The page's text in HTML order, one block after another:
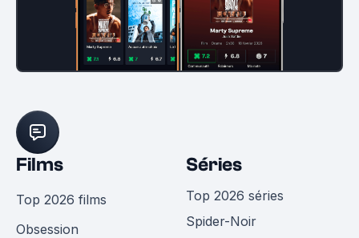
Films
Top 2026 films
Obsession
Séries
Top 2026 séries
Spider-Noir